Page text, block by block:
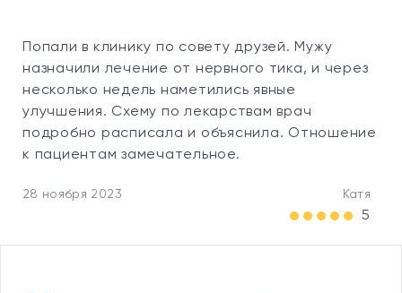
Попали в клинику по совету друзей. Мужу
назначили лечение от нервного тика, и через
несколько недель наметились явные
улучшения. Схему по лекарствам врач
подробно расписала и объяснила. Отношение
к пациентам замечательное.
28 ноября 2023 Катя
5